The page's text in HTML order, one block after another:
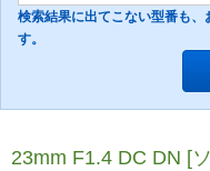
検索結果に出てこない型番も
す。
23mm F1.4 DC DN [